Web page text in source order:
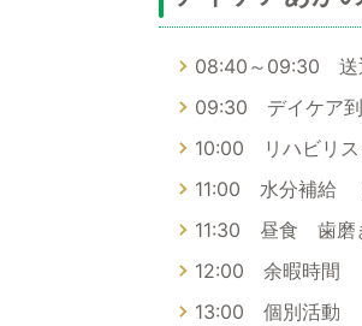
08:40～09:30
09:30 デイケア
10:00 リハビリス
11:00 水分補給
11:30 昼食 歯磨
12:00 余暇時間
13:00 個別活動